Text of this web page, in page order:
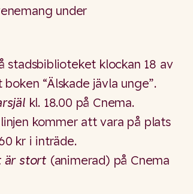
under
stadsbiblioteket klockan 18 av
“Älskade jävla unge”.
kl. 18.00 på Cnema.
kommer att vara på plats
kr i inträde.
är stort (animerad) på Cnema